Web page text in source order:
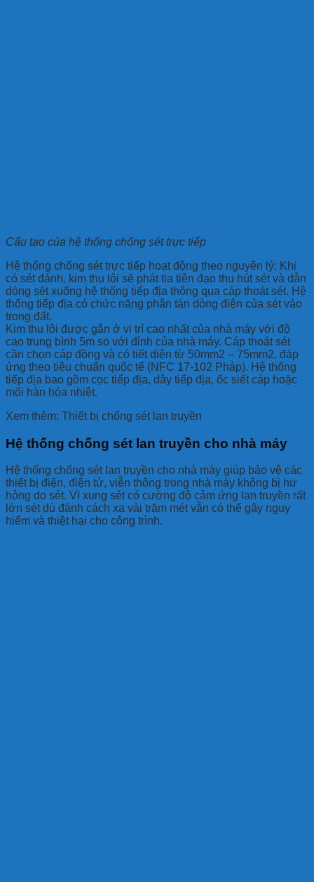
Cấu tạo của hệ thống chống sét trực tiếp
Hệ thống chống sét trực tiếp hoạt động theo nguyên lý: Khi
có sét đánh, kim thu lôi sẽ phát tia tiên đạo thu hút sét và dẫn
dòng sét xuống hệ thống tiếp địa thông qua cáp thoát sét. Hệ
thống tiếp địa có chức năng phân tán dòng điện của sét vào
trong đất.
Kim thu lôi được gắn ở vị trí cao nhất của nhà máy với độ
cao trung bình 5m so với đỉnh của nhà máy. Cáp thoát sét
cần chọn cáp đồng và có tiết diện từ 50mm2 – 75mm2, đáp
ứng theo tiêu chuẩn quốc tế (NFC 17-102 Pháp). Hệ thống
tiếp địa bao gồm cọc tiếp địa, dây tiếp địa, ốc siết cáp hoặc
mối hàn hóa nhiệt.
Xem thêm: Thiết bị chống sét lan truyền
Hệ thống chống sét lan truyền cho nhà máy
Hệ thống chống sét lan truyền cho nhà máy giúp bảo vệ các
thiết bị điện, điện tử, viễn thông trong nhà máy không bị hư
hỏng do sét. Vì xung sét có cường độ cảm ứng lan truyền rất
lớn sét dù đánh cách xa vài trăm mét vẫn có thể gây nguy
hiểm và thiệt hại cho công trình.